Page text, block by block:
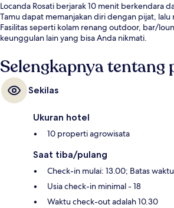
Locanda Rosati berjarak 10 menit berkendara
Tamu dapat memanjakan diri dengan pijat, lalu
Fasilitas seperti kolam renang outdoor, bar/
keunggulan lain yang bisa Anda nikmati.
Selengkapnya
Sekilas
Ukuran hotel
10 properti agrowisata
Saat tiba/pulang
Check-in mulai: 13.00; Batas
Usia check-in minimal - 18
Waktu check-out adalah 10.30